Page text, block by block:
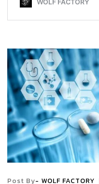
Post By WOLF FACTORY